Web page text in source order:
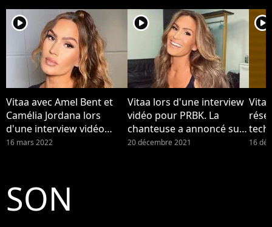
player2
Vitaa avec Amel Bent et
Camélia Jordana lors
d'une interview vidéo
pour PRBK. Vitaa maman :
du bébé.
16 mars 2022
player2
Vitaa lors d'une interview
vidéo pour PRBK. La
chanteuse a annoncé sur
Instagram être enceinte
20 décembre 2021
player2
16
SON